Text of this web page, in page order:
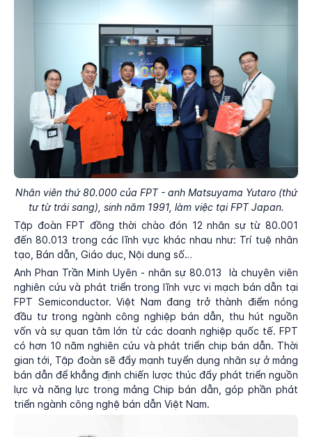
Nhân viên thứ 80.000 của FPT - anh Matsuyama Yutaro (thứ
tư từ trái sang), sinh năm 1991, làm việc tại FPT Japan.
Tập đoàn FPT đồng thời chào đón 12 nhân sự từ 80.001
đến 80.013 trong các lĩnh vực khác nhau như: Trí tuệ nhân
tạo, Bán dẫn, Giáo dục, Nội dung số…
Anh Phan Trần Minh Uyên - nhân sự 80.013 là chuyên viên
nghiên cứu và phát triển trong lĩnh vực vi mạch bán dẫn tại
FPT Semiconductor. Việt Nam đang trở thành điểm nóng
đầu tư trong ngành công nghiệp bán dẫn, thu hút nguồn
vốn và sự quan tâm lớn từ các doanh nghiệp quốc tế. FPT
có hơn 10 năm nghiên cứu và phát triển chip bán dẫn. Thời
gian tới, Tập đoàn sẽ đẩy mạnh tuyển dụng nhân sự ở mảng
bán dẫn để khẳng định chiến lược thúc đẩy phát triển nguồn
lực và năng lực trong mảng Chip bán dẫn, góp phần phát
triển ngành công nghệ bán dẫn Việt Nam.